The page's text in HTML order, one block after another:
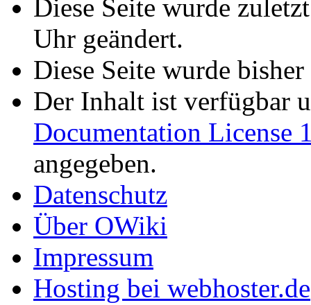
Diese Seite wurde
Uhr geändert.
Diese Seite wurde
Der Inhalt ist verfügbar
Documentation License
angegeben.
Datenschutz
Über OWiki
Impressum
Hosting bei webhoster.de